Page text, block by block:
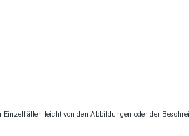
leicht von den Abbildungen oder der